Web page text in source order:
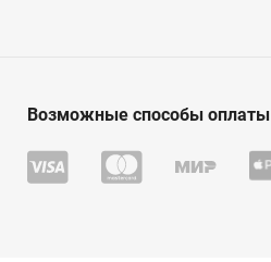
Возможные способы оплаты